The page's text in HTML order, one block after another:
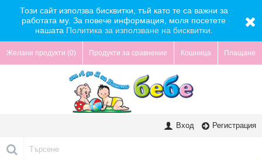
Този сайт използва бисквитки, тъй като те са важни за
работата му. За повече информация, моля посетете
нашата Политика за използване на бисквитки.
Желани продукти (0) Продукти за сравнение Кошница Плащане
Вход Регистрация